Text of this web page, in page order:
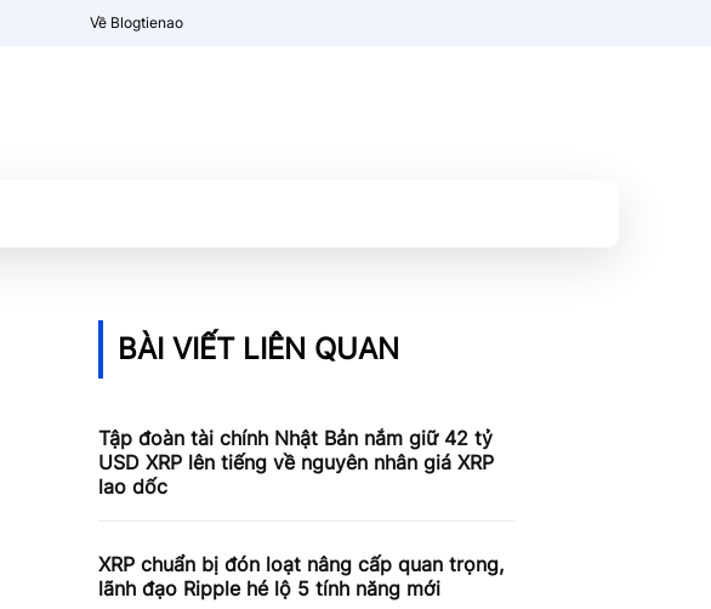
Về Blogtienao
BÀI VIẾT LIÊN QUAN
Tập đoàn tài chính Nhật Bản nắm giữ 42 tỷ
USD XRP lên tiếng về nguyên nhân giá XRP
lao dốc
XRP chuẩn bị đón loạt nâng cấp quan trọng,
lãnh đạo Ripple hé lộ 5 tính năng mới